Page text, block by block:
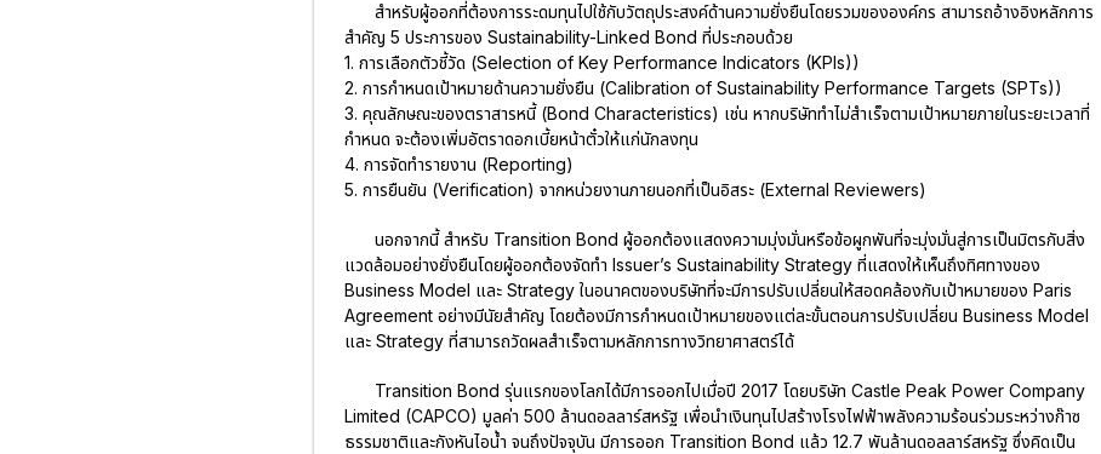
สำหรับผู้ออกที่ต้องการระดมทุนไปใช้กับวัตถุประสงค์ด้านความยั่งยืนโดยรวมขององค์กร สามารถอ้างอิงหลักการ
สำคัญ 5 ประการของ Sustainability-Linked Bond ที่ประกอบด้วย
1. การเลือกตัวชี้วัด (Selection of Key Performance Indicators (KPIs))
2. การกำหนดเป้าหมายด้านความยั่งยืน (Calibration of Sustainability Performance Targets (SPTs))
3. คุณลักษณะของตราสารหนี้ (Bond Characteristics) เช่น หากบริษัททำไม่สำเร็จตามเป้าหมายภายในระยะเวลาที่
กำหนด จะต้องเพิ่มอัตราดอกเบี้ยหน้าตั๋วให้แก่นักลงทุน
4. การจัดทำรายงาน (Reporting)
5. การยืนยัน (Verification) จากหน่วยงานภายนอกที่เป็นอิสระ (External Reviewers)
นอกจากนี้ สำหรับ Transition Bond ผู้ออกต้องแสดงความมุ่งมั่นหรือข้อผูกพันที่จะมุ่งมั่นสู่การเป็นมิตรกับสิ่ง
แวดล้อมอย่างยั่งยืนโดยผู้ออกต้องจัดทำ Issuer’s Sustainability Strategy ที่แสดงให้เห็นถึงทิศทางของ
Business Model และ Strategy ในอนาคตของบริษัทที่จะมีการปรับเปลี่ยนให้สอดคล้องกับเป้าหมายของ Paris
Agreement อย่างมีนัยสำคัญ โดยต้องมีการกำหนดเป้าหมายของแต่ละขั้นตอนการปรับเปลี่ยน Business Model
และ Strategy ที่สามารถวัดผลสำเร็จตามหลักการทางวิทยาศาสตร์ได้
Transition Bond รุ่นแรกของโลกได้มีการออกไปเมื่อปี 2017 โดยบริษัท Castle Peak Power Company
Limited (CAPCO) มูลค่า 500 ล้านดอลลาร์สหรัฐ เพื่อนำเงินทุนไปสร้างโรงไฟฟ้าพลังความร้อนร่วมระหว่างก๊าซ
ธรรมชาติและกังหันไอน้ำ จนถึงปัจจุบัน มีการออก Transition Bond แล้ว 12.7 พันล้านดอลลาร์สหรัฐ ซึ่งคิดเป็น